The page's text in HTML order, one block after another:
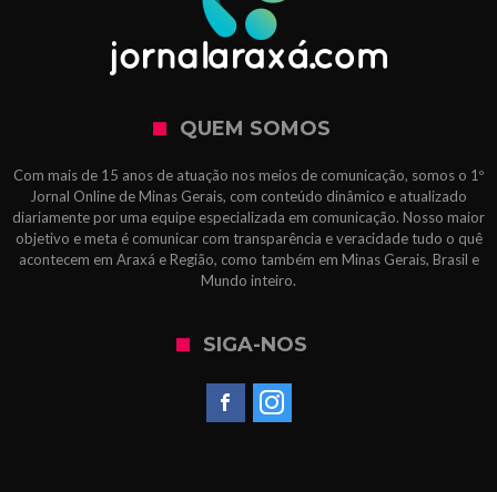
QUEM SOMOS
Com mais de 15 anos de atuação nos meios de comunicação, somos o 1º
Jornal Online de Minas Gerais, com conteúdo dinâmico e atualizado
diariamente por uma equipe especializada em comunicação. Nosso maior
objetivo e meta é comunicar com transparência e veracidade tudo o quê
acontecem em Araxá e Região, como também em Minas Gerais, Brasil e
Mundo inteiro.
SIGA-NOS